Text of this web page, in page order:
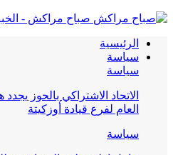
صباح مراكش -
الرئيسية
سياسة
سياسة
الاتحاد الاشتراكي بالحوز
العام لفرع قيادة أوزكيتة
سياسة